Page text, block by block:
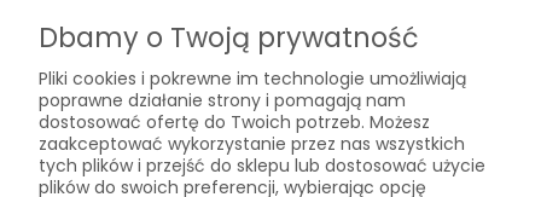
Formy płatności
Czas i koszty dostawy
Czas realizacji zamówienia
Informacje
Dbamy o Twoją prywatność
Pliki cookies i pokrewne im technologie umożliwiają
poprawne działanie strony i pomagają nam
dostosować ofertę do Twoich potrzeb. Możesz
zaakceptować wykorzystanie przez nas wszystkich
tych plików i przejść do sklepu lub dostosować użycie
plików do swoich preferencji, wybierając opcję